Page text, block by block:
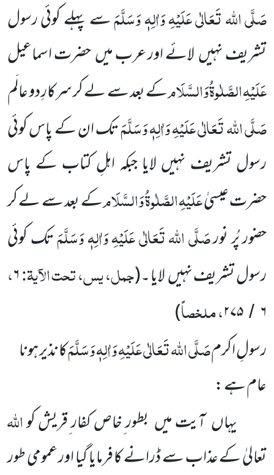
صَلَّی اللہ تَعَالٰی عَلَیْہِ وَاٰلِہٖ وَسَلَّمَسے پہلے کوئی رسول
تشریف نہیں لائے اور عرب میں حضرت اسماعیل
عَلَیْہِالصَّلٰوۃُوَالسَّلَامکے بعد سے لے کر سرکارِ دو عالَم
صَلَّی اللہ تَعَالٰی عَلَیْہِ وَاٰلِہٖ وَسَلَّمَتک ان کے پاس کوئی
رسول تشریف نہیں لایا جبکہ اہلِ کتاب کے پاس
حضرت عیسیٰعَلَیْہِالصَّلٰوۃُوَالسَّلَامکے بعد سے لے کر
حضور پُر نورصَلَّی اللہ تَعَالٰی عَلَیْہِ وَاٰلِہٖ وَسَلَّمَتک کوئی
رسول تشریف نہیں لایا ۔(جمل، یس، تحت الآیۃ:۶،
۶ / ۲۷۵، ملخصاً)
رسولِ اکرمصَلَّی اللہ تَعَالٰی عَلَیْہِ وَاٰلِہٖ وَسَلَّمَکا نذیر ہونا
عام ہے :
یہاں آیت میں بطور ِخاص کفار ِقریش کواللہ
تعالیٰ کے عذاب سے ڈرانے کا فرمایا گیا اور عمومی طور